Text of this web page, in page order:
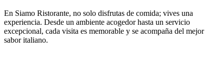
En Siamo Ristorante, no solo disfrutas de comida; vives una
experiencia. Desde un ambiente acogedor hasta un servicio
excepcional, cada visita es memorable y se acompaña del mejor
sabor italiano.